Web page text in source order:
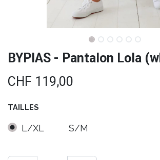
BYPIAS - Pantalon Lola
CHF 119,00
TAILLES
L/XL S/M